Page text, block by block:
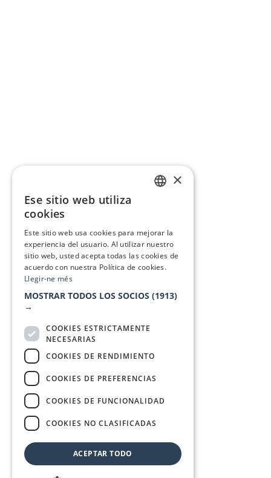
×
Ese sitio web utiliza
cookies
Este sitio web usa cookies para mejorar la
experiencia del usuario. Al utilizar nuestro
sitio web, usted acepta todas las cookies de
acuerdo con nuestra Política de cookies.
Llegir-ne més
MOSTRAR TODOS LOS SOCIOS (1913)
→
COOKIES ESTRICTAMENTE
NECESARIAS
COOKIES DE RENDIMIENTO
COOKIES DE PREFERENCIAS
COOKIES DE FUNCIONALIDAD
COOKIES NO CLASIFICADAS
ACEPTAR TODO